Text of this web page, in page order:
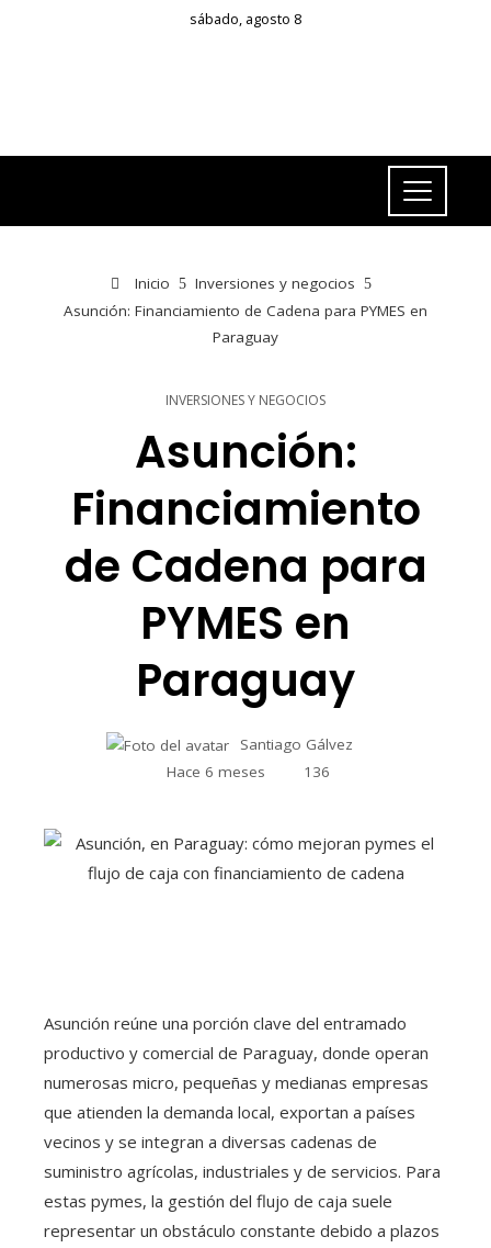
sábado, agosto 8
Inicio
Inversiones y negocios
Asunción: Financiamiento de Cadena para PYMES en
Paraguay
INVERSIONES Y NEGOCIOS
Asunción:
Financiamiento
de Cadena para
PYMES en
Paraguay
Santiago Gálvez
Hace 6 meses
136
Asunción reúne una porción clave del entramado
productivo y comercial de Paraguay, donde operan
numerosas micro, pequeñas y medianas empresas
que atienden la demanda local, exportan a países
vecinos y se integran a diversas cadenas de
suministro agrícolas, industriales y de servicios. Para
estas pymes, la gestión del flujo de caja suele
representar un obstáculo constante debido a plazos